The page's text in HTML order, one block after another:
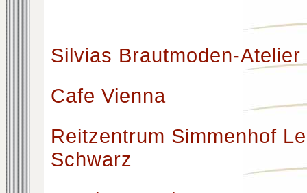
Silvias Brautmoden-Atelier
Cafe Vienna
Reitzentrum Simmenhof
Schwarz